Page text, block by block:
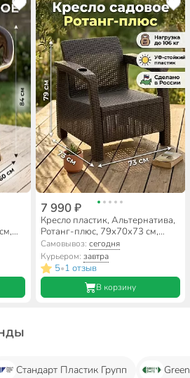
7 990 ₽
Кресло пластик, Альтернатива,
Ротанг-плюс, 79х70х73 см,
мокко, 106 кг, М8839
Самовывоз: сегодня
Курьером: завтра
5•1 отзыв
В корзину
Стандарт Пластик Групп